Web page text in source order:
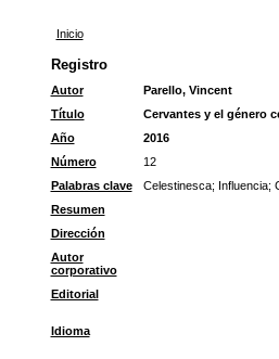
Inicio
Registro
Autor
Parello, Vincent
Título
Cervantes y el género
Año
2016
Número
12
Palabras clave
Celestinesca; Influencia;
Resumen
Dirección
Autor
corporativo
Editorial
Idioma